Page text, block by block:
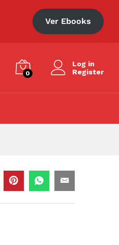
Ver Ebooks
0
Log in
Register
Añadir al carrito